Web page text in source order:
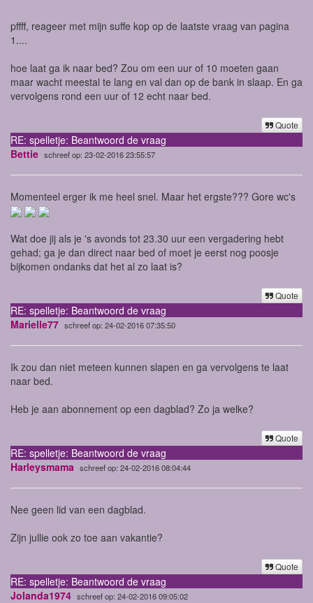
pffff, reageer met mijn suffe kop op de laatste vraag van pagina
1....
hoe laat ga ik naar bed? Zou om een uur of 10 moeten gaan
maar wacht meestal te lang en val dan op de bank in slaap. En ga
vervolgens rond een uur of 12 echt naar bed.
Quote
RE: spelletje: Beantwoord de vraag
Bettie schreef op: 23-02-2016 23:55:57
Momenteel erger ik me heel snel. Maar het ergste??? Gore wc's
Wat doe jij als je 's avonds tot 23.30 uur een vergadering hebt
gehad; ga je dan direct naar bed of moet je eerst nog poosje
bijkomen ondanks dat het al zo laat is?
Quote
RE: spelletje: Beantwoord de vraag
Marielle77 schreef op: 24-02-2016 07:35:50
Ik zou dan niet meteen kunnen slapen en ga vervolgens te laat
naar bed.
Heb je aan abonnement op een dagblad? Zo ja welke?
Quote
RE: spelletje: Beantwoord de vraag
Harleysmama schreef op: 24-02-2016 08:04:44
Nee geen lid van een dagblad.
Zijn jullie ook zo toe aan vakantie?
Quote
RE: spelletje: Beantwoord de vraag
Jolanda1974 schreef op: 24-02-2016 09:05:02